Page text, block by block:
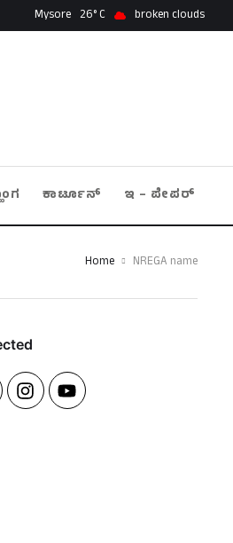
Mysore 26 broken clouds
ಕಾರ್ಟೂನ್ ಇ – ಪೇಪರ್
Home NREGA name